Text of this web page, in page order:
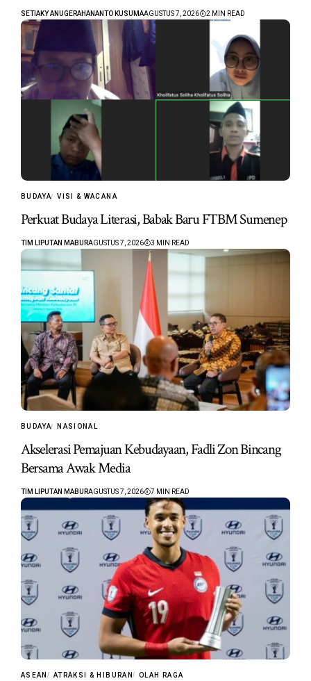
SETIAKY ANUGERAHANANTO KUSUMAAGUSTUS 7, 2026 2 MIN READ
BUDAYA VISI & WACANA
Perkuat Budaya Literasi, Babak Baru FTBM Sumenep
TIM LIPUTAN MABURAGUSTUS 7, 2026 3 MIN READ
BUDAYA NASIONAL
Akselerasi Pemajuan Kebudayaan, Fadli Zon Bincang
Bersama Awak Media
TIM LIPUTAN MABURAGUSTUS 7, 2026 7 MIN READ
ASEAN ATRAKSI & HIBURAN OLAH RAGA